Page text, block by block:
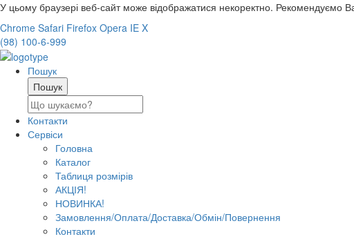
У цьому браузері веб-сайт може відображатися некоректно. Рекомендуємо
Chrome Safari Firefox Opera IE X
(98) 100-6-999
Пошук
Контакти
Сервіси
Головна
Каталог
Таблиця розмірів
АКЦІЯ!
НОВИНКА!
Замовлення/Оплата/Доставка/Обмін/Повернення
Контакти